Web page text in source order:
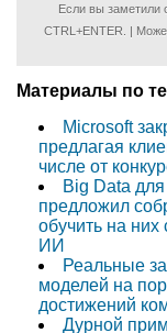
Если вы
CTRL+ENTER. |
Материалы по
Microsoft
предлагая
числе от
Big Data
предложил
обучить на
ИИ
Реальные
моделей на
достижений
Дурной